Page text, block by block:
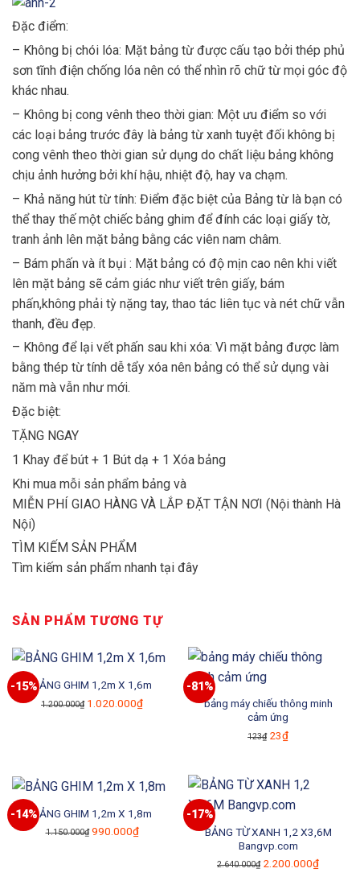
Đặc điểm:
– Không bị chói lóa: Mặt bảng từ được cấu tạo bởi thép phủ
sơn tĩnh điện chống lóa nên có thể nhìn rõ chữ từ mọi góc độ
khác nhau.
– Không bị cong vênh theo thời gian: Một ưu điểm so với
các loại bảng trước đây là bảng từ xanh tuyệt đối không bị
cong vênh theo thời gian sử dụng do chất liệu bảng không
chịu ảnh hưởng bởi khí hậu, nhiệt độ, hay va chạm.
– Khả năng hút từ tính: Điểm đặc biệt của Bảng từ là bạn có
thể thay thế một chiếc bảng ghim để đính các loại giấy tờ,
tranh ảnh lên mặt bảng bằng các viên nam châm.
– Bám phấn và ít bụi : Mặt bảng có độ mịn cao nên khi viết
lên mặt bảng sẽ cảm giác như viết trên giấy, bám
phấn,không phải tỳ nặng tay, thao tác liên tục và nét chữ vẫn
thanh, đều đẹp.
– Không để lại vết phấn sau khi xóa: Vì mặt bảng được làm
bằng thép từ tính dễ tẩy xóa nên bảng có thể sử dụng vài
năm mà vẫn như mới.
Đặc biệt:
TẶNG NGAY
1 Khay để bút + 1 Bút dạ + 1 Xóa bảng
Khi mua mỗi sản phẩm bảng và
MIỄN PHÍ GIAO HÀNG VÀ LẮP ĐẶT TẬN NƠI (Nội thành Hà
Nội)
TÌM KIẾM SẢN PHẨM
Tìm kiếm sản phẩm nhanh tại đây
SẢN PHẨM TƯƠNG TỰ
-15%BẢNG GHIM 1,2m X 1,6m
1.200.000₫ Giá
1.020.000₫Giá
-81%
bảng máy chiếu thông minh
cảm ứng
123₫ Giá
123₫.
23₫Giá
là:
23₫.
-14%BẢNG GHIM 1,2m X 1,8m
1.150.000₫ Giá
990.000₫Giá
-17%
BẢNG TỪ XANH 1,2 X3,6M
Bangvp.com
2.640.000₫ Giá
2.200.000₫Giá